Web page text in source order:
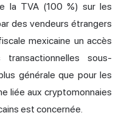
la TVA (100 %) sur les
des vendeurs étrangers
mexicaine un accès
sous-
générale que pour les
liée aux cryptomonnaies
est concernée.